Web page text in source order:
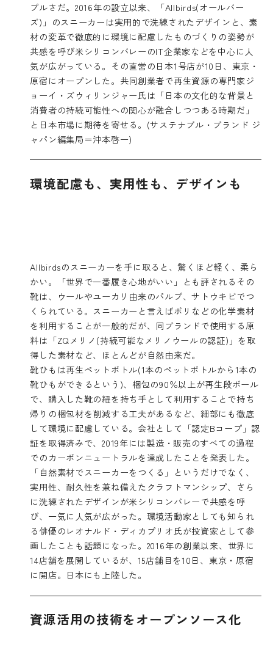
プルさだ。2016年の設立以来、「Allbirds(オールバー
ズ)」のスニーカーは実用的で洗練されたデザインと、素
材の変革で徹底的に環境に配慮したものづくりの姿勢が
共感を呼び米シリコンバレーのIT企業家などを中心に人
気が広がっている。その直営の日本1号店が10日、東京・
原宿にオープンした。共同創業者で再生資源の専門家ジ
ョーイ・ズウィリンジャー氏は「日本の文化的な背景と
消費者の持続可能性への関心が融合しつつある時期だ」
と日本市場に期待を寄せる。(サステナブル・ブランド ジ
ャパン編集局＝沖本啓一)
環境配慮も、実用性も、デザインも
Allbirdsのスニーカーを手に取ると、驚くほど軽く、柔ら
かい。「世界で一番履き心地がいい」とも評されるその
靴は、ウールやユーカリ由来のパルプ、サトウキビでつ
くられている。スニーカーと言えばポリなどの化学素材
を利用することが一般的だが、同ブランドで使用する原
料は「ZQメリノ(持続可能なメリノウールの認証)」を取
得した素材など、ほとんどが自然由来だ。
靴ひもは再生ペットボトル(1本のペットボトルから1本の
靴ひもができるという)、梱包の90％以上が再生段ボール
で、購入した靴の紐を持ち手として利用することで持ち
帰りの梱包材を削減する工夫があるなど、細部にも徹底
して環境に配慮している。会社として「認定Bコープ」認
証を取得済みで、2019年には製造・販売のすべての過程
でのカーボンニュートラルを達成したことを発表した。
「自然素材でスニーカーをつくる」というだけでなく、
実用性、耐久性を兼ね備えたクラフトマンシップ、さら
に洗練されたデザインが米シリコンバレーで共感を呼
び、一気に人気が広がった。環境活動家としても知られ
る俳優のレオナルド・ディカプリオ氏が投資家として参
画したことも話題になった。2016年の創業以来、世界に
14店舗を展開しているが、15店舗目を10日、東京・原宿
に開店。日本にも上陸した。
資源活用の技術をオープンソース化